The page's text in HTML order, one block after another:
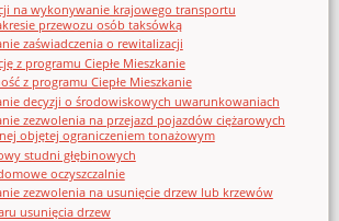
na wykonywanie krajowego transportu
przewozu osób taksówką
zaświadczenia o rewitalizacji
z programu Ciepłe Mieszkanie
z programu Ciepłe Mieszkanie
decyzji o środowiskowych uwarunkowaniach
zezwolenia na przejazd pojazdów ciężarowych
objętej ograniczeniem tonażowym
studni głębinowych
oczyszczalnie
zezwolenia na usunięcie drzew lub krzewów
usunięcia drzew